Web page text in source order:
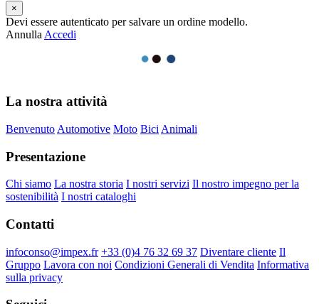
×
Devi essere autenticato per salvare un ordine modello.
Annulla Accedi
La nostra attività
Benvenuto Automotive Moto Bici Animali
Presentazione
Chi siamo La nostra storia I nostri servizi Il nostro impegno per la
sostenibilità I nostri cataloghi
Contatti
infoconso@impex.fr +33 (0)4 76 32 69 37 Diventare cliente Il
Gruppo Lavora con noi Condizioni Generali di Vendita Informativa
sulla privacy